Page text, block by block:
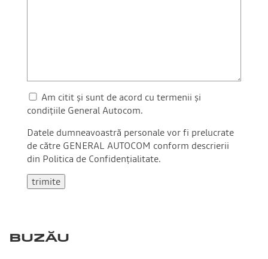
Am citit și sunt de acord cu termenii și
condițiile General Autocom.
Datele dumneavoastră personale vor fi prelucrate
de către GENERAL AUTOCOM conform descrierii
din Politica de Confidenţialitate.
BUZĂU